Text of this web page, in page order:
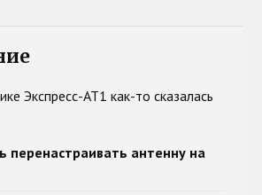
Экспресс-АТ1 как-то сказалась
перенастраивать антенну на